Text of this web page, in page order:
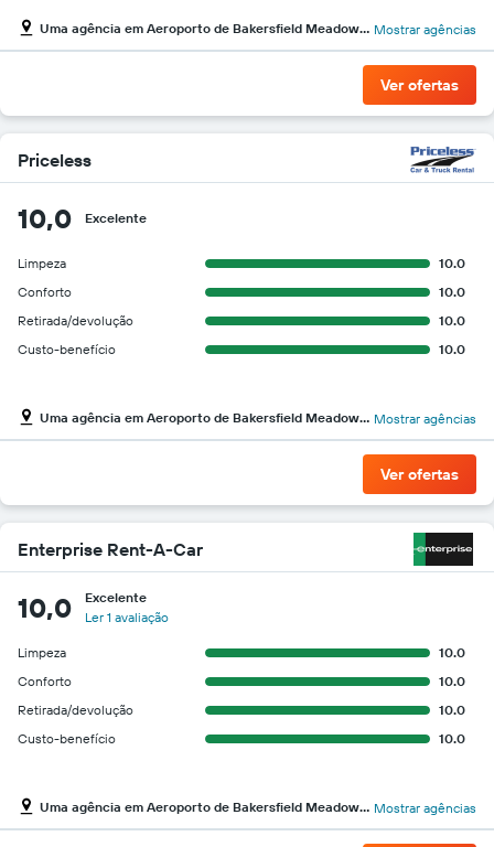
Uma agência em Aeroporto de Bakersfield Meadows Field Mostrar agências
Ver ofertas
Priceless
10,0 Excelente
Limpeza
10.0
Conforto
10.0
Retirada/devolução
10.0
Custo-benefício
10.0
Uma agência em Aeroporto de Bakersfield Meadows Field Mostrar agências
Ver ofertas
Enterprise Rent-A-Car
10,0
Excelente
Ler 1 avaliação
Limpeza
10.0
Conforto
10.0
Retirada/devolução
10.0
Custo-benefício
10.0
Uma agência em Aeroporto de Bakersfield Meadows Field Mostrar agências